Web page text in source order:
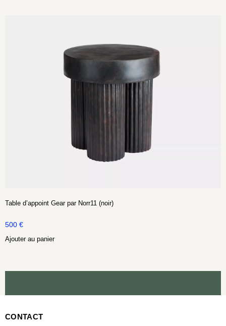
Table d’appoint Gear par Norr11 (noir)
500 €
Ajouter au panier
CONTACT